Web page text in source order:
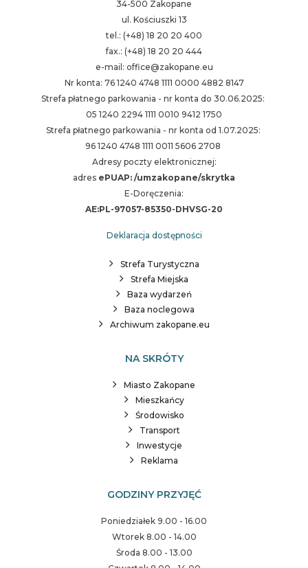
34-500 Zakopane
ul. Kościuszki 13
tel.: (+48) 18 20 20 400
fax.: (+48) 18 20 20 444
e-mail: office@zakopane.eu
Nr konta: 76 1240 4748 1111 0000 4882 8147
Strefa płatnego parkowania - nr konta do 30.06.2025:
05 1240 2294 1111 0010 9412 1750
Strefa płatnego parkowania - nr konta od 1.07.2025:
96 1240 4748 1111 0011 5606 2708
Adresy poczty elektronicznej:
adres ePUAP: /umzakopane/skrytka
E-Doręczenia:
AE:PL-97057-85350-DHVSG-20
Deklaracja dostępności
Strefa Turystyczna
Strefa Miejska
Baza wydarzeń
Baza noclegowa
Archiwum zakopane.eu
NA SKRÓTY
Miasto Zakopane
Mieszkańcy
Środowisko
Transport
Inwestycje
Reklama
GODZINY PRZYJĘĆ
Poniedziałek 9.00 - 16.00
Wtorek 8.00 - 14.00
Środa 8.00 - 13.00